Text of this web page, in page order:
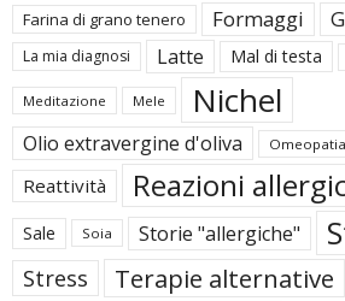
Farina di grano tenero Formaggi
La mia diagnosi Latte Mal di testa
Meditazione Mele Nichel
Olio extravergine d'oliva Omeopatia
Reattività Reazioni
Sale Soia Storie "allergiche"
Stress Terapie alternative